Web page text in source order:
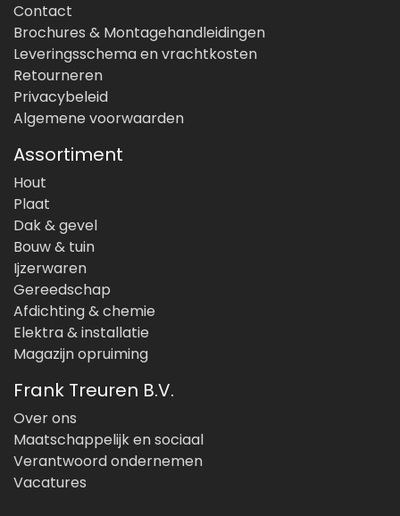
Contact
Brochures & Montagehandleidingen
Leveringsschema en vrachtkosten
Retourneren
Privacybeleid
Algemene voorwaarden
Assortiment
Hout
Plaat
Dak & gevel
Bouw & tuin
Ijzerwaren
Gereedschap
Afdichting & chemie
Elektra & installatie
Magazijn opruiming
Frank Treuren B.V.
Over ons
Maatschappelijk en sociaal
Verantwoord ondernemen
Vacatures